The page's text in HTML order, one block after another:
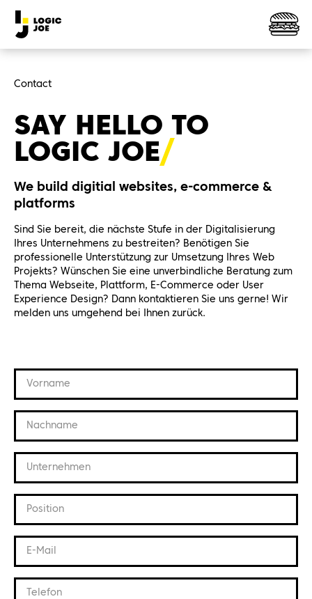
Contact
SAY HELLO TO
LOGIC JOE
We build digitial websites, e-commerce &
platforms
Sind Sie bereit, die nächste Stufe in der Digitalisierung
Ihres Unternehmens zu bestreiten? Benötigen Sie
professionelle Unterstützung zur Umsetzung Ihres Web
Projekts? Wünschen Sie eine unverbindliche Beratung zum
Thema Webseite, Plattform, E-Commerce oder User
Experience Design? Dann kontaktieren Sie uns gerne! Wir
melden uns umgehend bei Ihnen zurück.
Vorname
Nachname
Unternehmen
Position
E-Mail
Telefon